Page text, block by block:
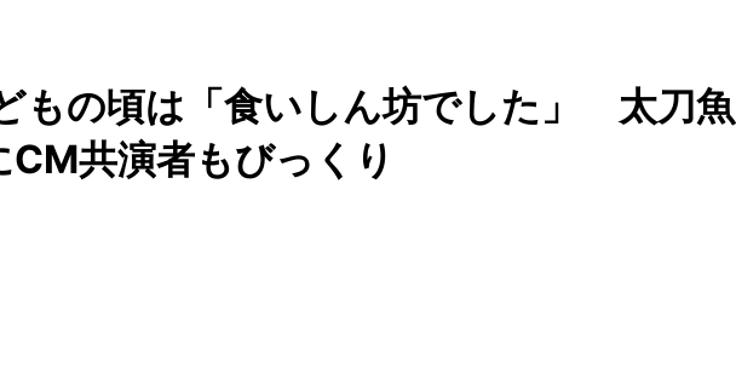
もの頃は「食いしん坊でした」 太刀魚
共演者もびっくり